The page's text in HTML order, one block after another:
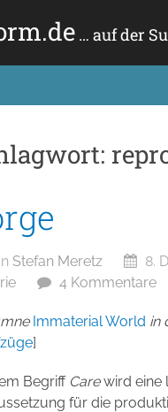
… auf der
Stefan Meretz 8.
4 Kommentare
Immaterial World in
]
Begriff Carewird eine
für die